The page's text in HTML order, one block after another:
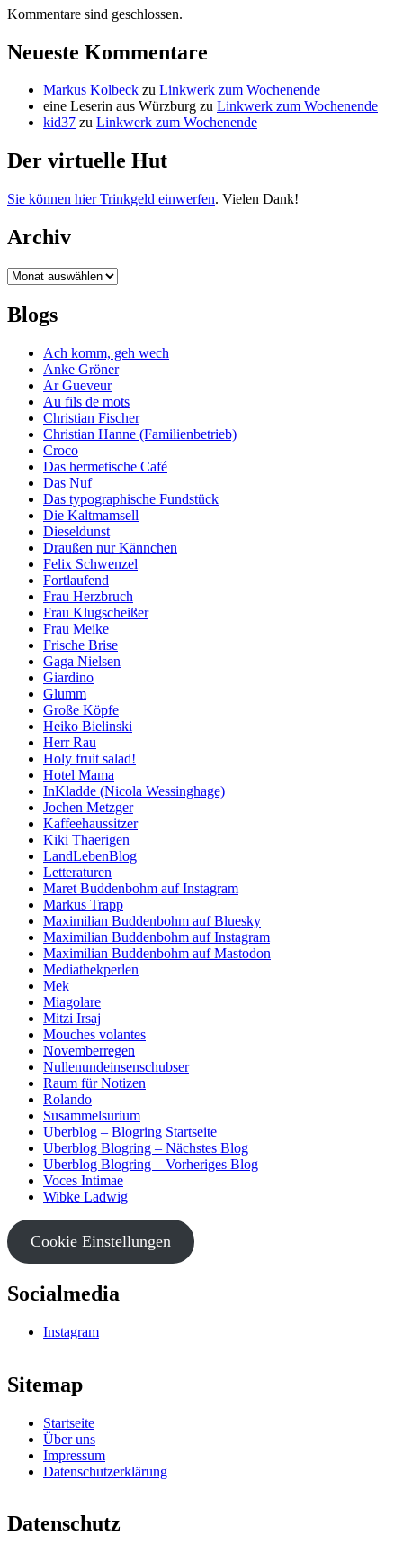
Kommentare sind geschlossen.
Neueste Kommentare
Markus Kolbeck zu Linkwerk zum Wochenende
eine Leserin aus Würzburg zu Linkwerk zum Wochenende
kid37 zu Linkwerk zum Wochenende
Der virtuelle Hut
Sie können hier Trinkgeld einwerfen. Vielen Dank!
Archiv
Archiv
Blogs
Ach komm, geh wech
Anke Gröner
Ar Gueveur
Au fils de mots
Christian Fischer
Christian Hanne (Familienbetrieb)
Croco
Das hermetische Café
Das Nuf
Das typographische Fundstück
Die Kaltmamsell
Dieseldunst
Draußen nur Kännchen
Felix Schwenzel
Fortlaufend
Frau Herzbruch
Frau Klugscheißer
Frau Meike
Frische Brise
Gaga Nielsen
Giardino
Glumm
Große Köpfe
Heiko Bielinski
Herr Rau
Holy fruit salad!
Hotel Mama
InKladde (Nicola Wessinghage)
Jochen Metzger
Kaffeehaussitzer
Kiki Thaerigen
LandLebenBlog
Letteraturen
Maret Buddenbohm auf Instagram
Markus Trapp
Maximilian Buddenbohm auf Bluesky
Maximilian Buddenbohm auf Instagram
Maximilian Buddenbohm auf Mastodon
Mediathekperlen
Mek
Miagolare
Mitzi Irsaj
Mouches volantes
Novemberregen
Nullenundeinsenschubser
Raum für Notizen
Rolando
Susammelsurium
Uberblog – Blogring Startseite
Uberblog Blogring – Nächstes Blog
Uberblog Blogring – Vorheriges Blog
Voces Intimae
Wibke Ladwig
Cookie Einstellungen
Socialmedia
Instagram
Sitemap
Startseite
Über uns
Impressum
Datenschutzerklärung
Datenschutz